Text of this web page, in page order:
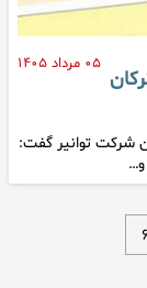
۰۵ مرداد ۱۴۰۵
شرکت توانیر گفت:
۶